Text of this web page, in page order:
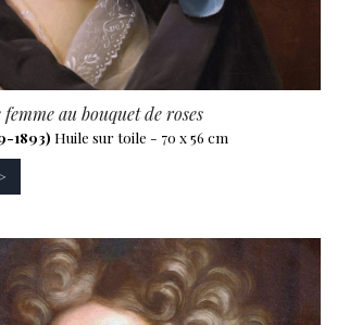
au bouquet de roses
1893) Huile sur toile - 70 x 56 cm